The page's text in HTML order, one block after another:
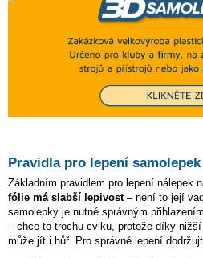
Pravidla pro lepení
Základním pravidlem pro lepení nálepek
fólie má slabší lepivost– není to její
samolepky je nutné správným
– chce to trochu cviku, protože díky
může jít i hůř. Pro správné lepení